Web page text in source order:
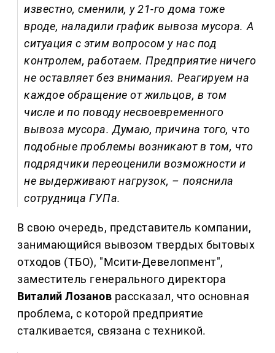
известно, сменили, у 21-го дома тоже
вроде, наладили график вывоза мусора. А
ситуация с этим вопросом у нас под
контролем, работаем. Предприятие ничего
не оставляет без внимания. Реагируем на
каждое обращение от жильцов, в том
числе и по поводу несвоевременного
вывоза мусора. Думаю, причина того, что
подобные проблемы возникают в том, что
подрядчики переоценили возможности и
не выдерживают нагрузок, – пояснила
сотрудница ГУПа.
В свою очередь, представитель компании,
занимающийся вывозом твердых бытовых
отходов (ТБО), "Мсити-Девелопмент",
заместитель генерального директора
Виталий Лозанов рассказал, что основная
проблема, с которой предприятие
сталкивается, связана с техникой.